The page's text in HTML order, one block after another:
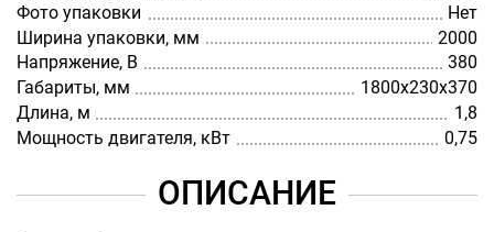
Фото упаковки
Нет
Ширина упаковки, мм
2000
Напряжение, В
380
Габариты, мм
1800х230х370
Длина, м
1,8
Мощность двигателя, кВт
0,75
ОПИСАНИЕ